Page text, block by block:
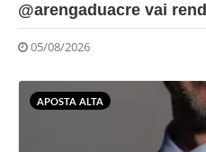
@arengaduacre vai
05/08/2026
APOSTA ALTA